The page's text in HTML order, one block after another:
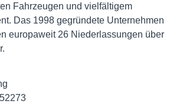
Fahrzeugen und vielfältigem
Das 1998 gegründete Unternehmen
europaweit 26 Niederlassungen über